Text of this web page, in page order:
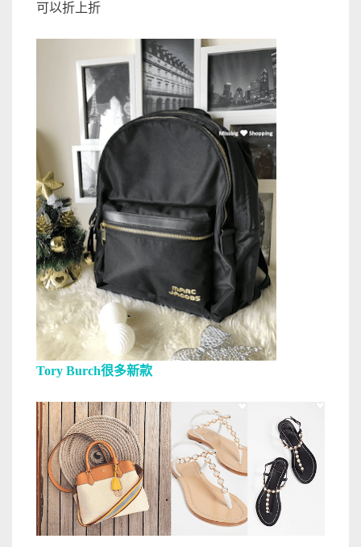
可以折上折
Tory Burch很多新款